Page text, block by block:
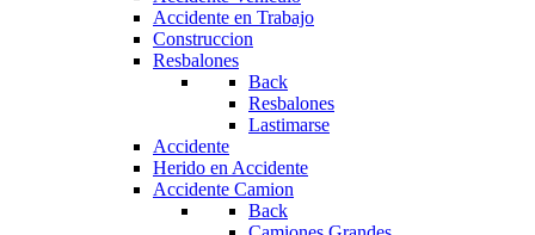
Accidente en Trabajo
Construccion
Resbalones
Back
Resbalones
Lastimarse
Accidente
Herido en Accidente
Accidente Camion
Back